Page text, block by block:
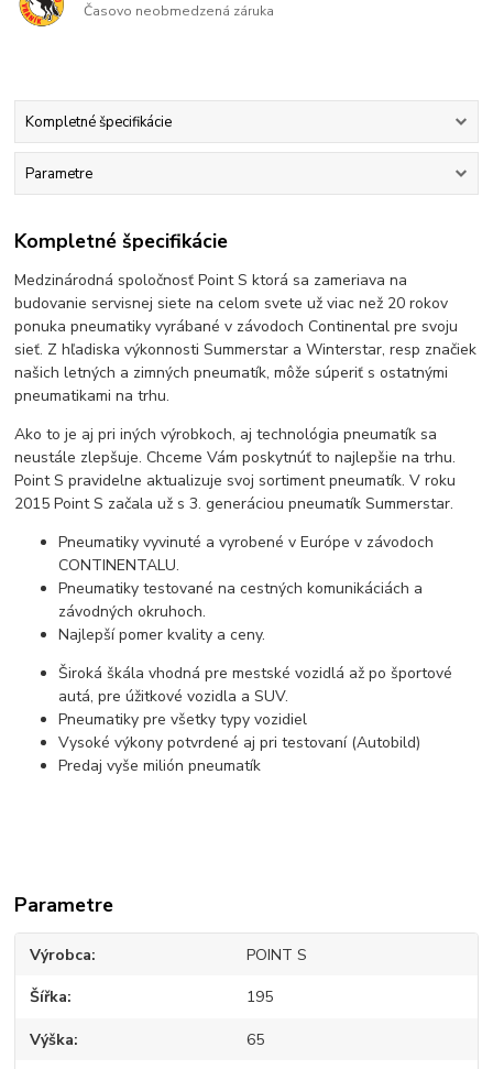
Časovo neobmedzená záruka
Kompletné špecifikácie
Parametre
Kompletné špecifikácie
Medzinárodná spoločnosť Point S ktorá sa zameriava na
budovanie servisnej siete na celom svete už viac než 20 rokov
ponuka pneumatiky vyrábané v závodoch Continental pre svoju
sieť. Z hľadiska výkonnosti Summerstar a Winterstar, resp značiek
našich letných a zimných pneumatík, môže súperiť s ostatnými
pneumatikami na trhu.
Ako to je aj pri iných výrobkoch, aj technológia pneumatík sa
neustále zlepšuje. Chceme Vám poskytnúť to najlepšie na trhu.
Point S pravidelne aktualizuje svoj sortiment pneumatík. V roku
2015 Point S začala už s 3. generáciou pneumatík Summerstar.
Pneumatiky vyvinuté a vyrobené v Európe v závodoch
CONTINENTALU.
Pneumatiky testované na cestných komunikáciách a
závodných okruhoch.
Najlepší pomer kvality a ceny.
Široká škála vhodná pre mestské vozidlá až po športové
autá, pre úžitkové vozidla a SUV.
Pneumatiky pre všetky typy vozidiel
Vysoké výkony potvrdené aj pri testovaní (Autobild)
Predaj vyše milión pneumatík
Parametre
Výrobca POINT S
Šířka 195
Výška 65